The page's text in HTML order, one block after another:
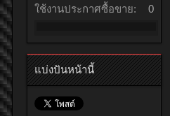
ใช้งานประกาศซื้อขาย:
0
แบ่งปันหน้านี้